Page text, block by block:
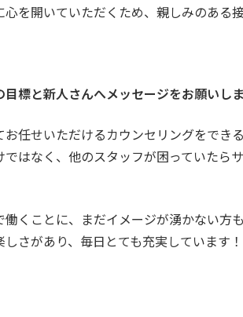
を開いていただくため、親しみのある
目標と新人さんへメッセージをお願いし
任せいただけるカウンセリングをでき
ではなく、他のスタッフが困っていたら
働くことに、まだイメージが湧かない方
さがあり、毎日とても充実しています！